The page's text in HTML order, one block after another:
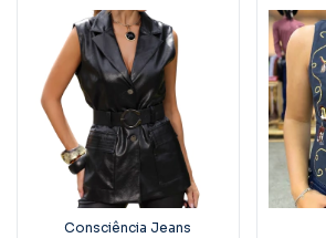
Consciência Jeans